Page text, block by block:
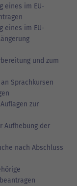
eines im EU-
eines im EU-
und zum
Sprachkursen
zur
Aufhebung der
nach Abschluss